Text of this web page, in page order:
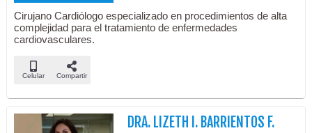
Cirujano Cardiólogo especializado en procedimientos de alta
complejidad para el tratamiento de enfermedades
cardiovasculares.
Celular Compartir
DRA. LIZETH I. BARRIENTOS F.